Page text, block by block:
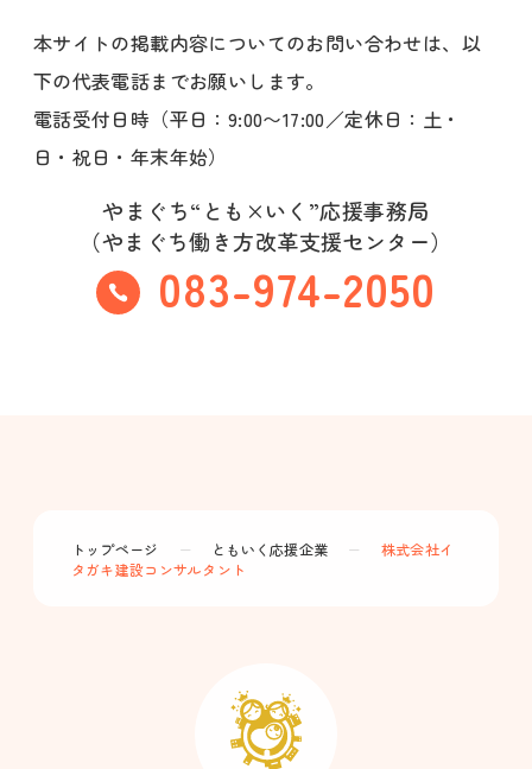
本サイトの掲載内容についてのお問い合わせは、以
下の代表電話までお願いします。
電話受付日時（平日：9:00〜17:00／定休日：土・
日・祝日・年末年始）
やまぐち“とも×いく”応援事務局
（やまぐち働き方改革支援センター）
083-974-2050
トップページ ー ともいく応援企業 ー
株式会社イ
タガキ建設コンサルタント